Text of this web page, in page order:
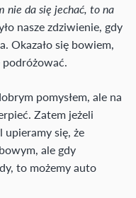
nie da się jechać, to na
nasze zdziwienie, gdy
Okazało się bowiem,
podróżować.
pomysłem, ale na
Zatem jeżeli
się, że
ale gdy
to możemy auto